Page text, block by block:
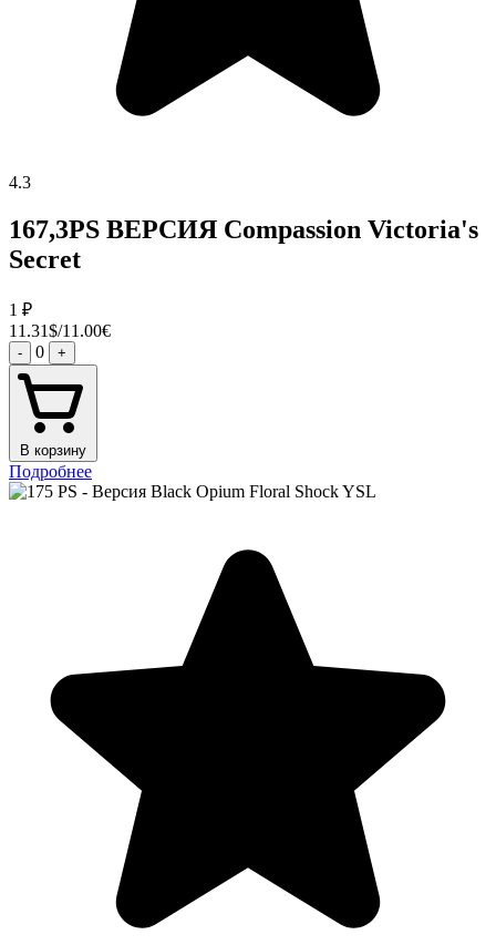
4.3
167,3PS ВЕРСИЯ Compassion Victoria's
Secret
1 ₽
11.31$/11.00€
- 0 +
В корзину
Подробнее